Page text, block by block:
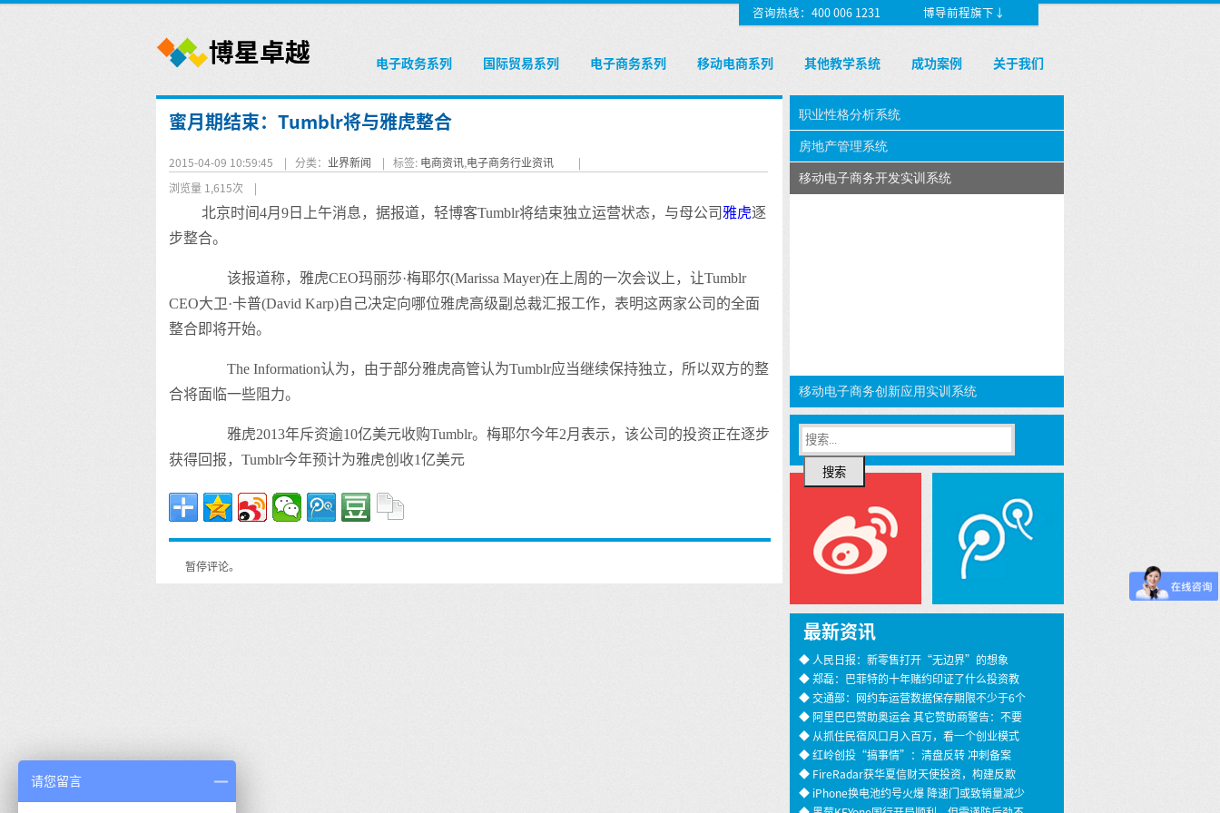
咨询热线：400 006 1231 博导前程旗下↓
电子政务系列 国际贸易系列 电子商务系列 移动电商系列 其他教学系统 成功案例 关于我们
蜜月期结束：Tumblr将与雅虎整合
2015-04-09 10:59:45 | 分类： 业界新闻 | 标签: 电商资讯,电子商务行业资讯
|
浏览量 1,615次 |
北京时间4月9日上午消息，据报道，轻博客Tumblr将结束独立运营状态，与母公司 雅虎逐
步整合。
该报道称，雅虎CEO玛丽莎·梅耶尔(Marissa Mayer)在上周的一次会议上，让Tumblr
CEO大卫·卡普(David Karp)自己决定向哪位雅虎高级副总裁汇报工作，表明这两家公司的全面
整合即将开始。
The Information认为，由于部分雅虎高管认为Tumblr应当继续保持独立，所以双方的整
合将面临一些阻力。
雅虎2013年斥资逾10亿美元收购Tumblr。梅耶尔今年2月表示，该公司的投资正在逐步
获得回报，Tumblr今年预计为雅虎创收1亿美元
暂停评论。
搜索
最新资讯
◆ 人民日报：新零售打开“无边界”的想象
◆ 郑磊：巴菲特的十年赌约印证了什么投资教
训
◆ 交通部：网约车运营数据保存期限不少于6个
月
◆ 阿里巴巴赞助奥运会 其它赞助商警告：不要
过界
◆ 从抓住民宿风口月入百万，看一个创业模式
◆ 红岭创投“搞事情”：清盘反转 冲刺备案
◆ FireRadar获华夏信财天使投资，构建反欺
诈安全服务
◆ iPhone换电池约号火爆 降速门或致销量减少
请您留言